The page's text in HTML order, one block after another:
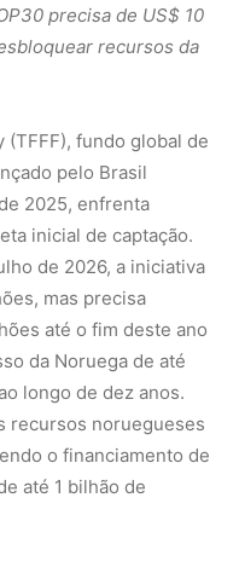
precisa de US$ 10
recursos da
(TFFF), fundo global de
pelo Brasil
2025, enfrenta
inicial de captação.
de 2026, a iniciativa
mas precisa
até o fim deste ano
da Noruega de até
longo de dez anos.
recursos noruegueses
o financiamento de
até 1 bilhão de